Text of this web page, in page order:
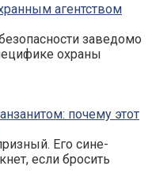
агентством
заведомо
охраны
почему этот
Его сине-
если бросить